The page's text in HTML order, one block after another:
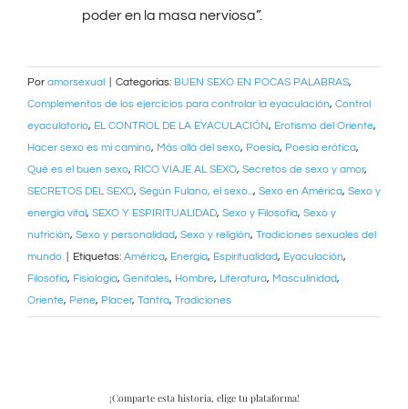
poder en la masa nerviosa”.
Por amorsexual Categorías: BUEN SEXO EN POCAS PALABRAS,
Complementos de los ejercicios para controlar la eyaculación, Control
eyaculatorio, EL CONTROL DE LA EYACULACIÓN, Erotismo del Oriente,
Hacer sexo es mi camino, Más allá del sexo, Poesía, Poesía erótica,
Qué es el buen sexo, RICO VIAJE AL SEXO, Secretos de sexo y amor,
SECRETOS DEL SEXO, Según Fulano, el sexo..., Sexo en América, Sexo y
energía vital, SEXO Y ESPIRITUALIDAD, Sexo y Filosofía, Sexo y
nutrición, Sexo y personalidad, Sexo y religión, Tradiciones sexuales del
mundo
Etiquetas: América, Energía, Espiritualidad, Eyaculación,
Filosofía, Fisiología, Genitales, Hombre, Literatura, Masculinidad,
Oriente, Pene, Placer, Tantra, Tradiciones
¡Comparte esta historia, elige tu plataforma!